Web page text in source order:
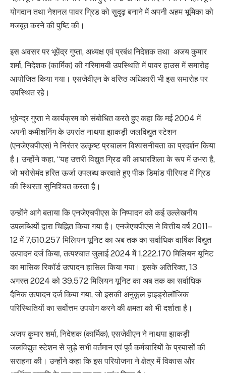
योगदान तथा नेशनल पावर ग्रिड को सुदृढ़ बनाने में अपनी अहम भूमिका को
मजबूत करने की पुष्टि की।
इस अवसर पर भूपेंद्र गुप्ता, अध्यक्ष एवं प्रबंध निदेशक तथा अजय कुमार
शर्मा, निदेशक (कार्मिक) की गरिमामयी उपस्थिति में पावर हाउस में समारोह
आयोजित किया गया। एसजेवीएन के वरिष्ठ अधिकारी भी इस समारोह पर
उपस्थित रहे।
भूपेन्द्र गुप्ता ने कार्यक्रम को संबोधित करते हुए कहा कि मई 2004 में
अपनी कमीशनिंग के उपरांत नाथपा झाकड़ी जलविद्युत स्टेशन
(एनजेएचपीएस) ने निरंतर उत्कृष्ट प्रचालन विश्वसनीयता का प्रदर्शन किया
है। उन्होंने कहा, “यह उत्तरी विद्युत ग्रिड की आधारशिला के रूप में उभरा है,
जो भरोसेमंद हरित ऊर्जा उपलब्ध करवाते हुए पीक डिमांड पीरियड में ग्रिड
की स्थिरता सुनिश्चित करता है।
उन्होंने आगे बताया कि एनजेएचपीएस के निष्पादन को कई उल्लेखनीय
उपलब्धियों द्वारा चिह्नित किया गया है। एनजेएचपीएस ने वित्तीय वर्ष 2011–
12 में 7,610.257 मिलियन यूनिट का अब तक का सर्वाधिक वार्षिक विद्युत
उत्पादन दर्ज किया, तत्पश्चात जुलाई 2024 में 1,222.170 मिलियन यूनिट
का मासिक रिकॉर्ड उत्पादन हासिल किया गया। इसके अतिरिक्त, 13
अगस्त 2024 को 39.572 मिलियन यूनिट का अब तक का सर्वाधिक
दैनिक उत्पादन दर्ज किया गया, जो इसकी अनुकूल हाइड्रोलॉजिक
परिस्थितियों का सर्वोत्तम उपयोग करने की क्षमता को भी दर्शाता है।
अजय कुमार शर्मा, निदेशक (कार्मिक), एसजेवीएन ने नाथपा झाकड़ी
जलविद्युत स्टेशन से जुड़े सभी वर्तमान एवं पूर्व कर्मचारियों के प्रयासों की
सराहना की। उन्होंने कहा कि इस परियोजना ने क्षेत्र में विकास और